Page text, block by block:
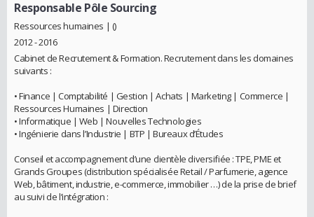
Responsable Pôle Sourcing
Ressources humaines | ()
2012 - 2016
Cabinet de Recrutement & Formation. Recrutement dans les domaines
suivants :
• Finance | Comptabilité | Gestion | Achats | Marketing | Commerce |
Ressources Humaines | Direction
• Informatique | Web | Nouvelles Technologies
• Ingénierie dans l’Industrie | BTP | Bureaux d’Études
Conseil et accompagnement d’une clientèle diversifiée : TPE, PME et
Grands Groupes (distribution spécialisée Retail / Parfumerie, agence
Web, bâtiment, industrie, e-commerce, immobilier …) de la prise de brief
au suivi de l’intégration :